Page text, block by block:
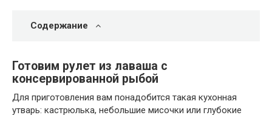
Содержание
Готовим рулет из лаваша с
консервированной рыбой
Для приготовления вам понадобится такая кухонная
утварь: кастрюлька, небольшие мисочки или глубокие